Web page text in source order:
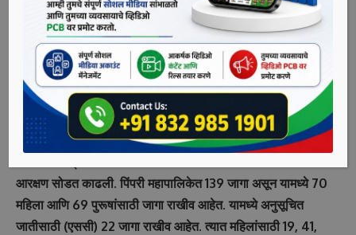
सोडतीवर 273 हरकती आल्या आहेत. त्यात प्रभाग क्रमांक 2 आणि 5
मधील आरक्षण बदलावर सर्वाधिक म्हणजेच 269 हरकती आल्या आहेत.
प्रभाग क्रमांक 2 मध्ये पूर्वी एससी नव्हते. आता एससी आहे. प्रभाग
क्रमांक 5 मधील एसटीचे आरक्षण रद्द झाले. या बदलावर सर्वाधिक
हरकती आहेत. भाजपशी संबंधित एका व्यक्तीनेच या हरकती घेतल्याची
चर्चा आहे.
आरक्षण सोडत काढली. पिंपरी महापालिकेत 139 जागा असून यामध्ये 70
महिला आणि 69 पुरूषांसाठी जागा राखीव आहेत. यामध्ये अनुसूचित
जातीसाठी (एससी) 22 जागा राखीव आहेत. त्यात महिलांसाठी 19, 41,